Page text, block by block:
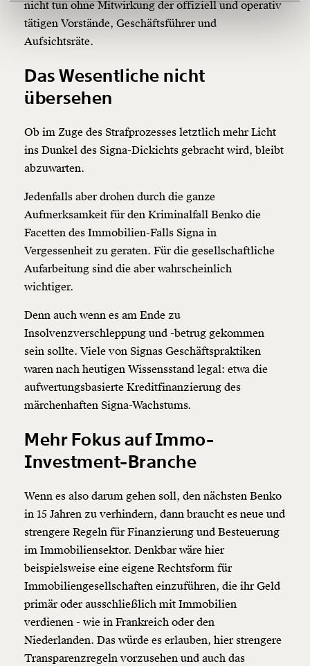
150€
Du erhältst eine E-Mail mit deiner
ausdrucken oder weiterleiten und verschenken
nicht tun ohne Mitwirkung der offiziell und operativ
tätigen Vorstände, Geschäftsführer und
Aufsichtsräte.
Das Wesentliche nicht
übersehen
Ob im Zuge des Strafprozesses letztlich mehr Licht
ins Dunkel des Signa-Dickichts gebracht wird, bleibt
abzuwarten.
Jedenfalls aber drohen durch die ganze
Aufmerksamkeit für den Kriminalfall Benko die
Facetten des Immobilien-Falls Signa in
Vergessenheit zu geraten. Für die gesellschaftliche
Aufarbeitung sind die aber wahrscheinlich
wichtiger.
Denn auch wenn es am Ende zu
Insolvenzverschleppung und -betrug gekommen
sein sollte. Viele von Signas Geschäftspraktiken
waren nach heutigen Wissensstand legal: etwa die
aufwertungsbasierte Kreditfinanzierung des
märchenhaften Signa-Wachstums.
Mehr Fokus auf Immo-
Investment-Branche
Wenn es also darum gehen soll, den nächsten Benko
in 15 Jahren zu verhindern, dann braucht es neue und
strengere Regeln für Finanzierung und Besteuerung
im Immobiliensektor. Denkbar wäre hier
beispielsweise eine eigene Rechtsform für
Immobiliengesellschaften einzuführen, die ihr Geld
primär oder ausschließlich mit Immobilien
verdienen - wie in Frankreich oder den
Niederlanden. Das würde es erlauben, hier strengere
Transparenzregeln vorzusehen und auch das